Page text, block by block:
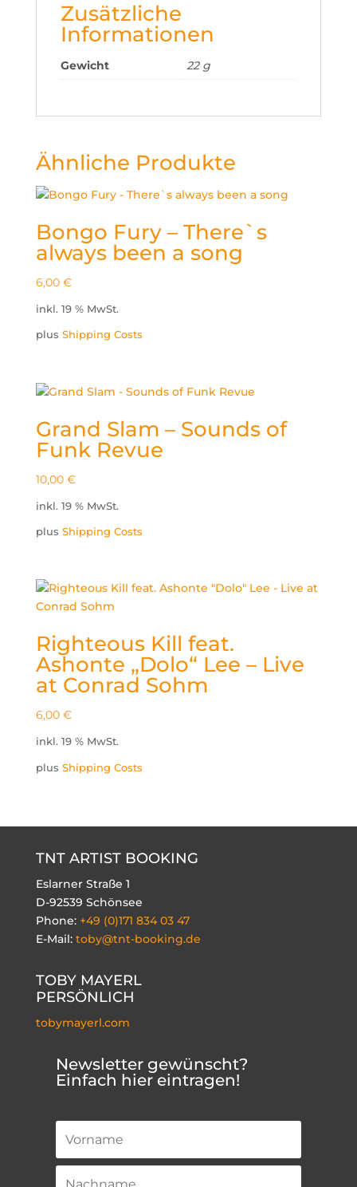
Zusätzliche
Informationen
Gewicht 22 g
Ähnliche Produkte
Bongo Fury – There`s
always been a song
6,00 €
inkl. 19 % MwSt.
plus Shipping Costs
Grand Slam – Sounds of
Funk Revue
10,00 €
inkl. 19 % MwSt.
plus Shipping Costs
Righteous Kill feat.
Ashonte „Dolo“ Lee – Live
at Conrad Sohm
6,00 €
inkl. 19 % MwSt.
plus Shipping Costs
TNT ARTIST BOOKING
Eslarner Straße 1
D-92539 Schönsee
Phone: +49 (0)171 834 03 47
E-Mail: toby@tnt-booking.de
TOBY MAYERL
PERSÖNLICH
tobymayerl.com
Newsletter gewünscht?
Einfach hier eintragen!